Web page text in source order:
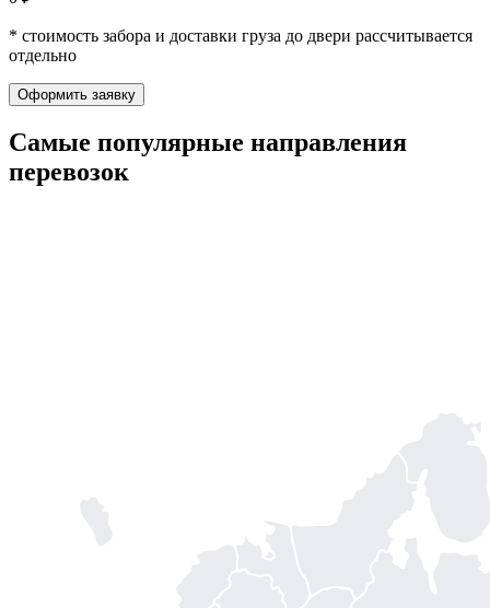
* стоимость забора и доставки груза до двери рассчитывается
отдельно
Оформить заявку
Самые популярные направления
перевозок